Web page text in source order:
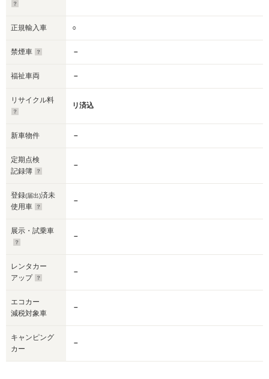
正規輸入車 ○
禁煙車 －
福祉車両 －
リサイクル料
リ済込
新車物件 －
定期点検
記録簿
－
登録(届出)済未
使用車
－
展示・試乗車
－
レンタカー
アップ
－
エコカー
減税対象車
－
キャンピング
カー
－